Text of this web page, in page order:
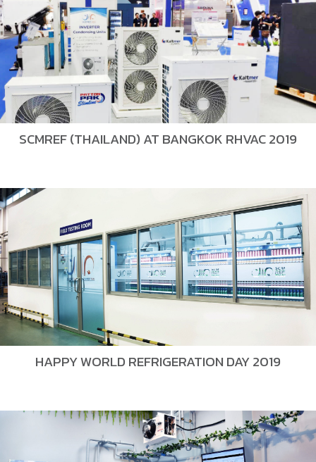
SCMREF (THAILAND) AT BANGKOK RHVAC 2019
HAPPY WORLD REFRIGERATION DAY 2019